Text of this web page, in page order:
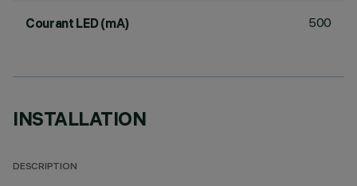
Courant LED (mA) 500
INSTALLATION
DESCRIPTION